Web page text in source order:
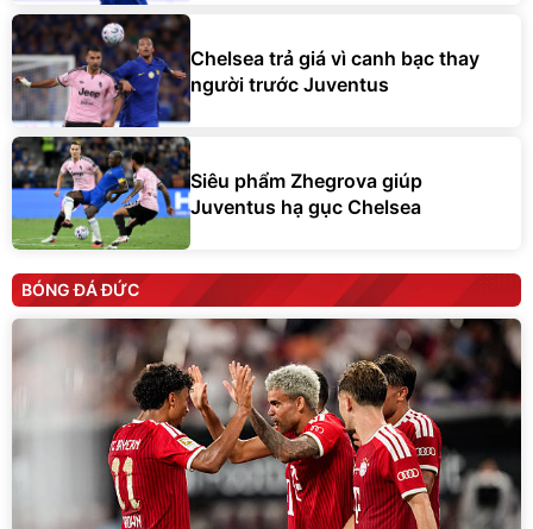
Chelsea trả giá vì canh bạc thay
người trước Juventus
Siêu phẩm Zhegrova giúp
Juventus hạ gục Chelsea
BÓNG ĐÁ ĐỨC